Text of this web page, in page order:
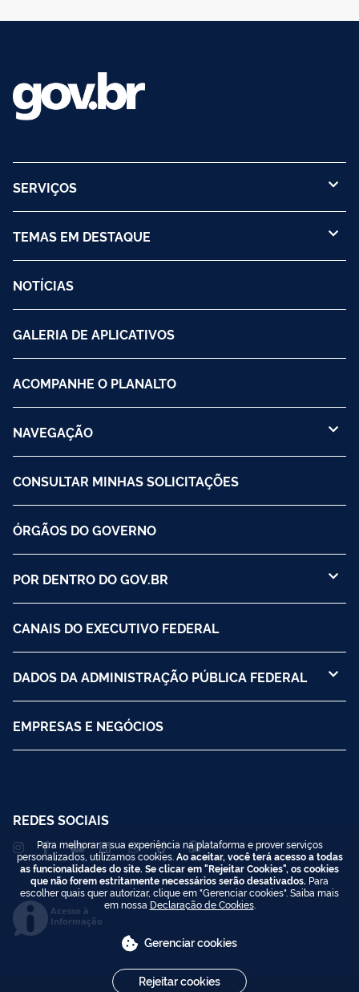
SERVIÇOS
TEMAS EM DESTAQUE
NOTÍCIAS
GALERIA DE APLICATIVOS
ACOMPANHE O PLANALTO
NAVEGAÇÃO
CONSULTAR MINHAS SOLICITAÇÕES
ÓRGÃOS DO GOVERNO
POR DENTRO DO GOV.BR
CANAIS DO EXECUTIVO FEDERAL
DADOS DA ADMINISTRAÇÃO PÚBLICA FEDERAL
EMPRESAS E NEGÓCIOS
REDES SOCIAIS
Acesso à
Informação
Para melhorar a sua experiência na plataforma e prover serviços
personalizados, utilizamos cookies. Ao aceitar, você terá acesso a todas
as funcionalidades do site. Se clicar em "Rejeitar Cookies", os cookies
que não forem estritamente necessários serão desativados. Para
escolher quais quer autorizar, clique em "Gerenciar cookies". Saiba mais
em nossa Declaração de Cookies.
Gerenciar cookies
Rejeitar cookies